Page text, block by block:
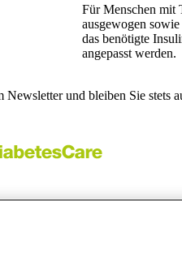
Für Menschen mit
ausgewogen
das benötigte
angepasst werden.
Newsletter und bleiben Sie stets
AG